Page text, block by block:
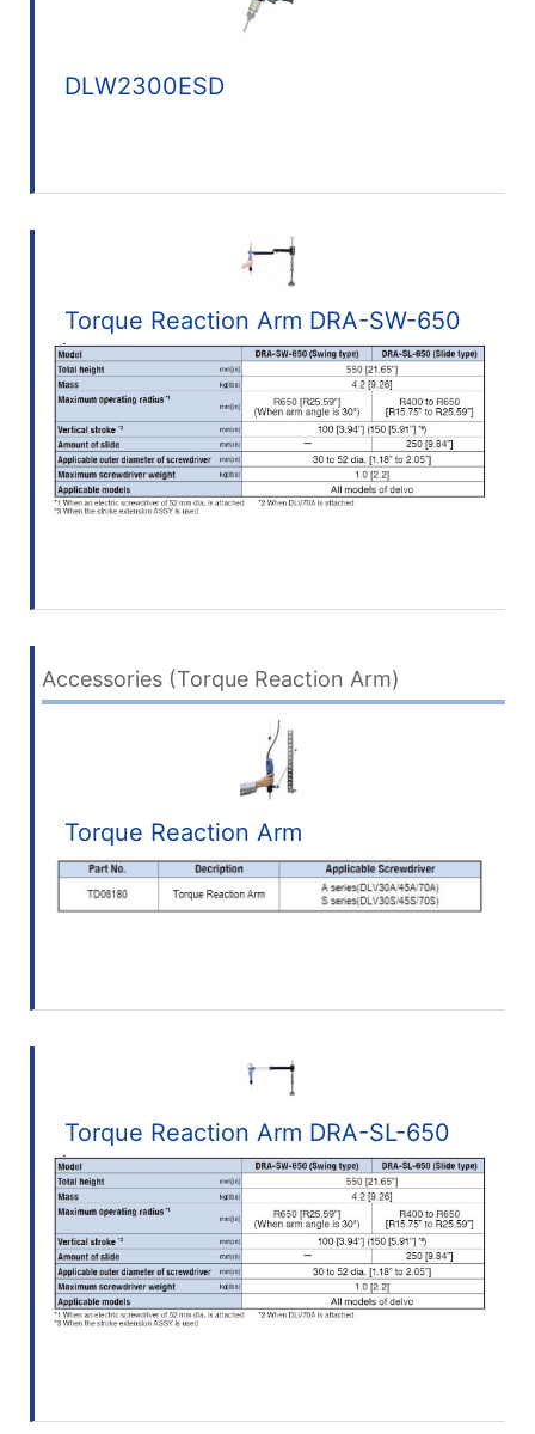
DLW2300ESD
Torque Reaction Arm DRA-SW-650
Accessories (Torque Reaction Arm)
Torque Reaction Arm
Torque Reaction Arm DRA-SL-650